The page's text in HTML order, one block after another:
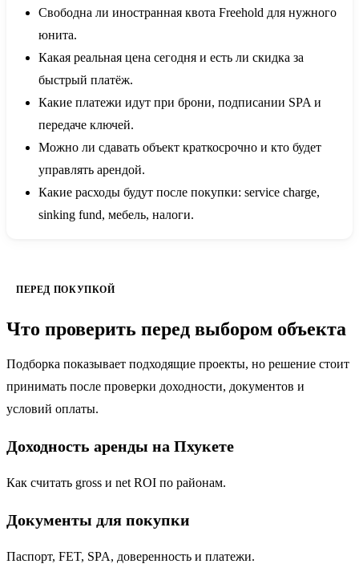
Свободна ли иностранная квота Freehold для нужного
юнита.
Какая реальная цена сегодня и есть ли скидка за
быстрый платёж.
Какие платежи идут при брони, подписании SPA и
передаче ключей.
Можно ли сдавать объект краткосрочно и кто будет
управлять арендой.
Какие расходы будут после покупки: service charge,
sinking fund, мебель, налоги.
ПЕРЕД ПОКУПКОЙ
Что проверить перед выбором объекта
Подборка показывает подходящие проекты, но решение стоит
принимать после проверки доходности, документов и
условий оплаты.
Доходность аренды на Пхукете
Как считать gross и net ROI по районам.
Документы для покупки
Паспорт, FET, SPA, доверенность и платежи.